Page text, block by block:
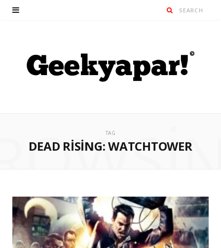
TAG
DEAD RISING: WATCHTOWER